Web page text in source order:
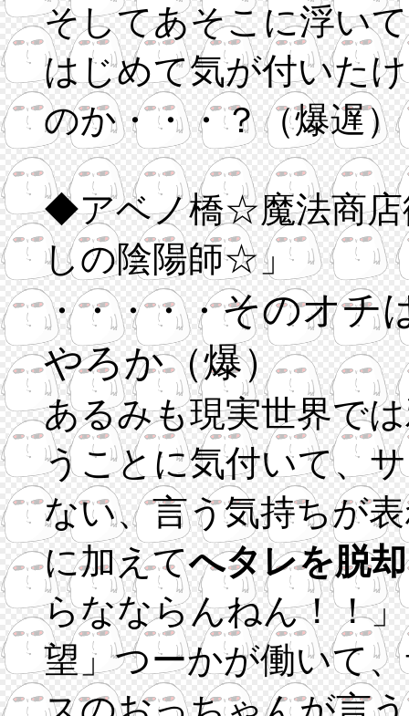
そしてあそこに浮い
はじめて気が付いた
のか・・・？（爆遅）
◆アベノ橋☆魔法商
しの陰陽師☆」
・・・・・そのオチ
やろか（爆）
あるみも現実世界で
うことに気付いて、
ない、言う気持ちが
に加えてへタレを脱
らなならんねん！！
望」つーかが働いて